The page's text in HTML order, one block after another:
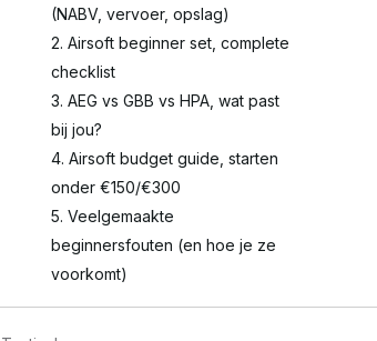
(NABV, vervoer, opslag)
2. Airsoft beginner set, complete
checklist
3. AEG vs GBB vs HPA, wat past
bij jou?
4. Airsoft budget guide, starten
onder €150/€300
5. Veelgemaakte
beginnersfouten (en hoe je ze
voorkomt)